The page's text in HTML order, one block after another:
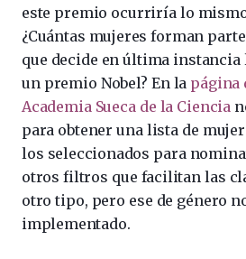
este premio ocurriría lo
¿Cuántas mujeres forman
que decide en última instancia
un premio Nobel? En la página
Academia Sueca de la Ciencia
para obtener una lista de
los seleccionados para
otros filtros que facilitan las
otro tipo, pero ese de género
implementado.